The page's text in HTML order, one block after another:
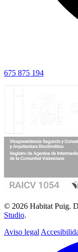
675 875 194
© 2026 Habitat Puig.
Studio.
Aviso legal